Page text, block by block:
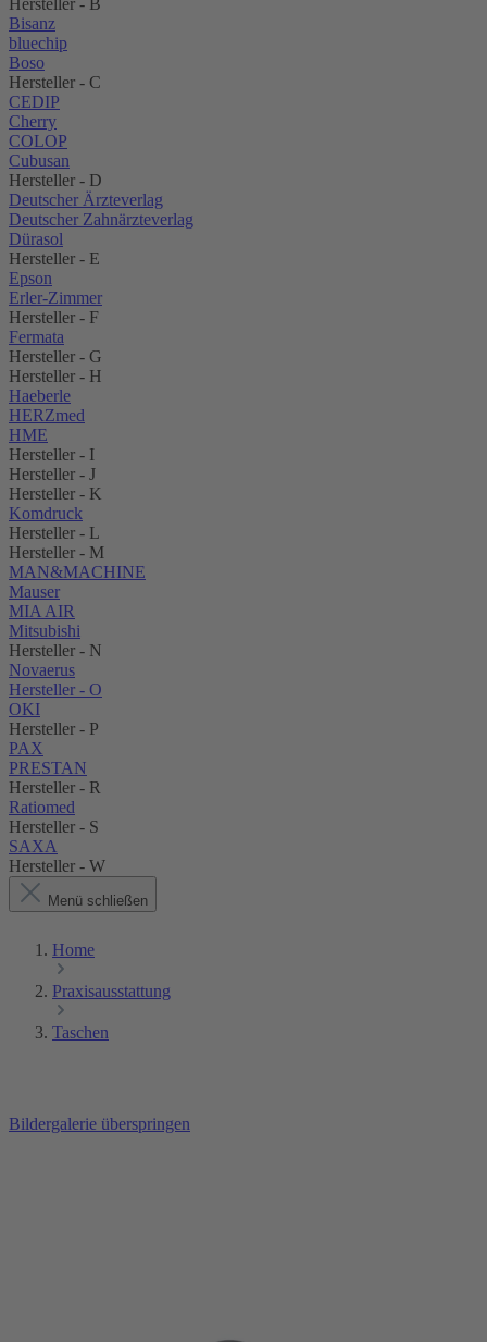
Hersteller - B
Bisanz
bluechip
Boso
Hersteller - C
CEDIP
Cherry
COLOP
Cubusan
Hersteller - D
Deutscher Ärzteverlag
Deutscher Zahnärzteverlag
Dürasol
Hersteller - E
Epson
Erler-Zimmer
Hersteller - F
Fermata
Hersteller - G
Hersteller - H
Haeberle
HERZmed
HME
Hersteller - I
Hersteller - J
Hersteller - K
Komdruck
Hersteller - L
Hersteller - M
MAN&MACHINE
Mauser
MIA AIR
Mitsubishi
Hersteller - N
Novaerus
Hersteller - O
OKI
Hersteller - P
PAX
PRESTAN
Hersteller - R
Ratiomed
Hersteller - S
SAXA
Hersteller - W
Menü schließen
Home
Praxisausstattung
Taschen
Bildergalerie überspringen